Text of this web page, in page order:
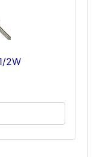
2W